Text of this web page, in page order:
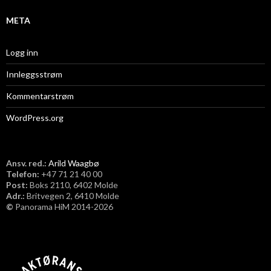
META
Logg inn
Innleggsstrøm
Kommentarstrøm
WordPress.org
Ansv. red.: Arild Waagbø
Telefon: ​+47 71 21 40 00
Post: Boks 2110, 6402 Molde
Adr.: Britvegen 2, 6410 Molde
© Panorama HiM 2014-2026